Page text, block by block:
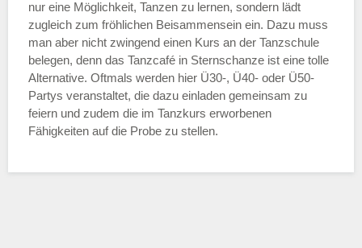
nur eine Möglichkeit, Tanzen zu lernen, sondern lädt
zugleich zum fröhlichen Beisammensein ein. Dazu muss
man aber nicht zwingend einen Kurs an der Tanzschule
belegen, denn das Tanzcafé in Sternschanze ist eine tolle
Alternative. Oftmals werden hier Ü30-, Ü40- oder Ü50-
Partys veranstaltet, die dazu einladen gemeinsam zu
feiern und zudem die im Tanzkurs erworbenen
Fähigkeiten auf die Probe zu stellen.